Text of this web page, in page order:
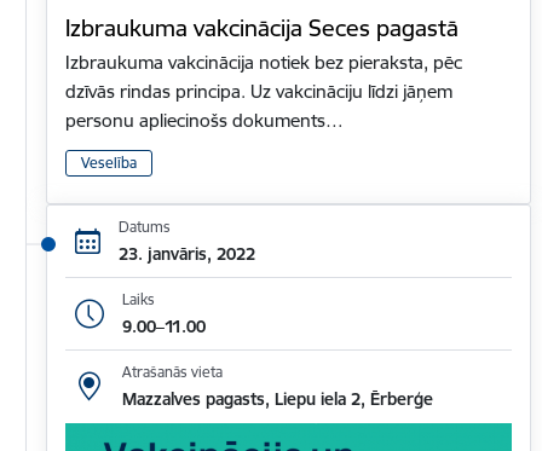
Izbraukuma vakcinācija Seces pagastā
Izbraukuma vakcinācija notiek bez pieraksta, pēc
dzīvās rindas principa. Uz vakcināciju līdzi jāņem
personu apliecinošs dokuments…
Veselība
Datums
23. janvāris, 2022
Laiks
9.00–11.00
Atrašanās vieta
Mazzalves pagasts, Liepu iela 2, Ērberģe